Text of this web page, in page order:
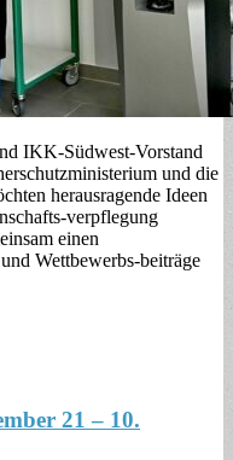
IKK-Südwest-Vorstand
und die
herausragende Ideen
verpflegung
einen
Wettbewerbs-beiträge
21 – 10.